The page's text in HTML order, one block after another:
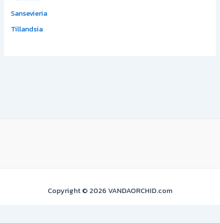
Sansevieria
Tillandsia
Copyright © 2026 VANDAORCHID.com